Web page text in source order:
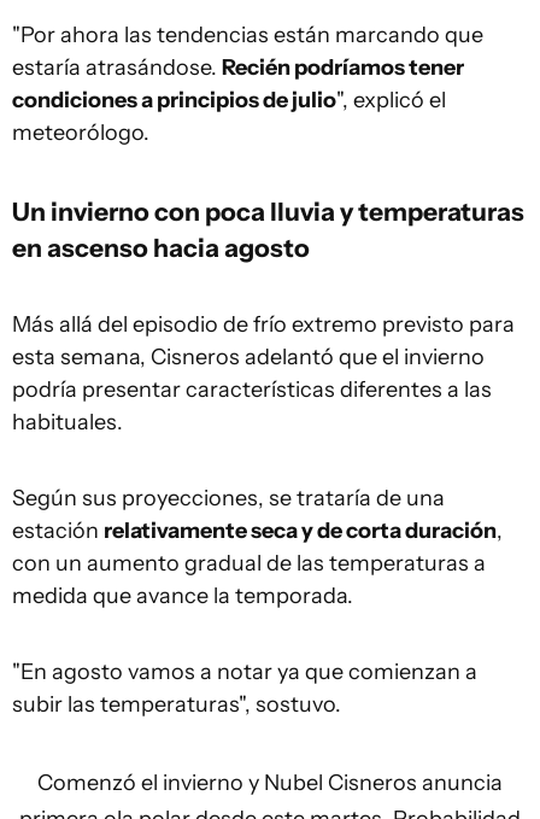
"Por ahora las tendencias están marcando que
estaría atrasándose. Recién podríamos tener
condiciones a principios de julio", explicó el
meteorólogo.
Un invierno con poca lluvia y temperaturas
en ascenso hacia agosto
Más allá del episodio de frío extremo previsto para
esta semana, Cisneros adelantó que el invierno
podría presentar características diferentes a las
habituales.
Según sus proyecciones, se trataría de una
estación relativamente seca y de corta duración,
con un aumento gradual de las temperaturas a
medida que avance la temporada.
"En agosto vamos a notar ya que comienzan a
subir las temperaturas", sostuvo.
Comenzó el invierno y Nubel Cisneros anuncia